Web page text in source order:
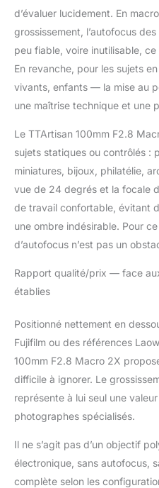
d’évaluer lucidement. En
grossissement, l’autofocus
peu fiable, voire inutilisable,
En revanche, pour les sujets
vivants, enfants — la mise au
une maîtrise technique et une
Le TTArtisan 100mm F2.8
sujets statiques ou contrôlés :
miniatures, bijoux, philatélie,
vue de 24 degrés et la focale
de travail confortable, évitant
une ombre indésirable. Pour
d’autofocus n’est pas un
Rapport qualité/prix — face
établies
Positionné nettement en
Fujifilm ou des références
100mm F2.8 Macro 2X
difficile à ignorer. Le
représente à lui seul une
photographes spécialisés.
Il ne s’agit pas d’un objectif
électronique, sans autofocus,
complète selon les